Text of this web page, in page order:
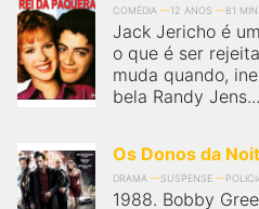
COMÉDIA 12 ANOS 81 MIN
Jack Jericho é
o que é ser
muda quando,
bela Randy Jens...
Os Donos da
DRAMA SUSPENSE
1988. Bobby